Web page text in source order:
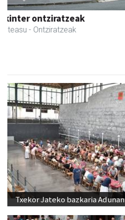
Izurtzu erretegia
Asteasu - Erretegia
Txekor Jateko bazkaria Adunan